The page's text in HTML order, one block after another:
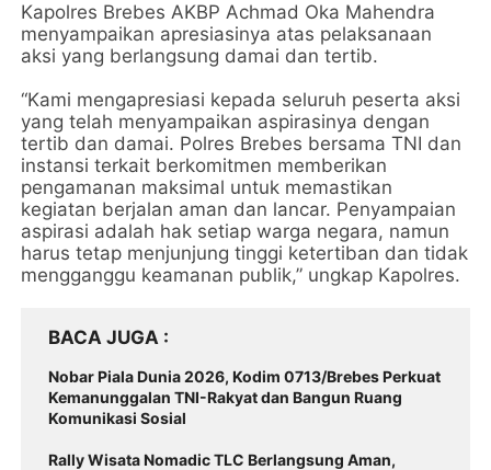
Kapolres Brebes AKBP Achmad Oka Mahendra
menyampaikan apresiasinya atas pelaksanaan
aksi yang berlangsung damai dan tertib.
“Kami mengapresiasi kepada seluruh peserta aksi
yang telah menyampaikan aspirasinya dengan
tertib dan damai. Polres Brebes bersama TNI dan
instansi terkait berkomitmen memberikan
pengamanan maksimal untuk memastikan
kegiatan berjalan aman dan lancar. Penyampaian
aspirasi adalah hak setiap warga negara, namun
harus tetap menjunjung tinggi ketertiban dan tidak
mengganggu keamanan publik,” ungkap Kapolres.
BACA JUGA
Nobar Piala Dunia 2026, Kodim 0713/Brebes Perkuat
Kemanunggalan TNI-Rakyat dan Bangun Ruang
Komunikasi Sosial
Rally Wisata Nomadic TLC Berlangsung Aman,